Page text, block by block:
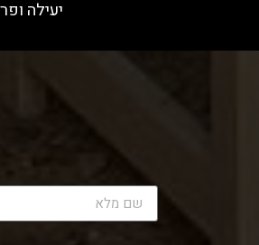
יעילה